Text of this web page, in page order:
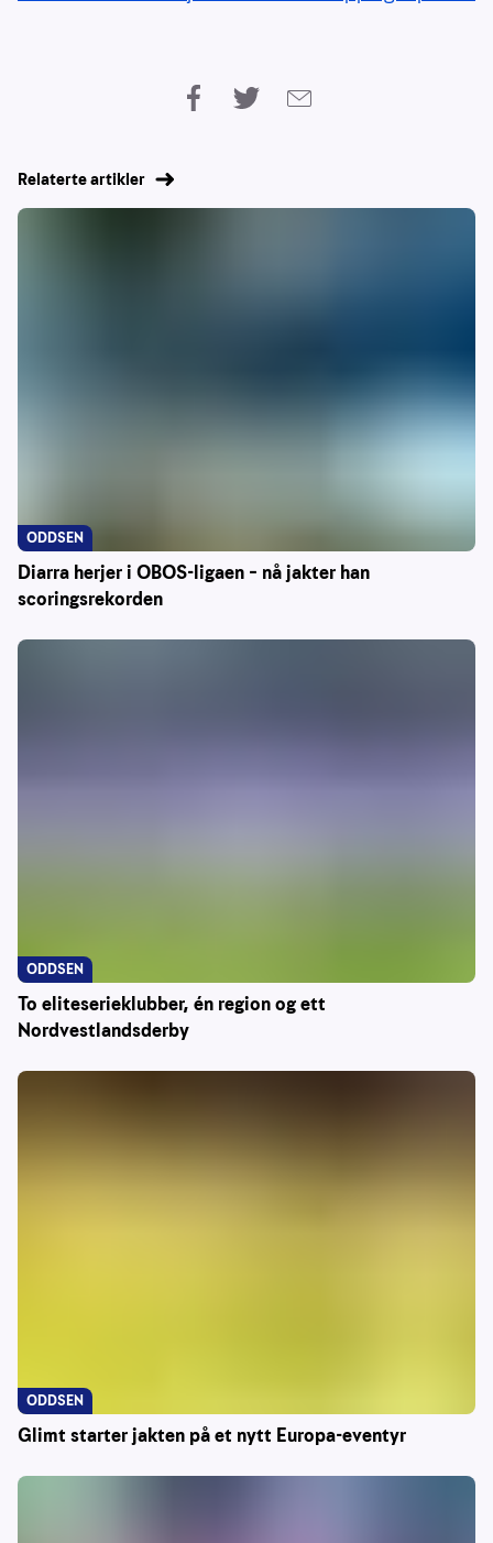
Relaterte artikler
Diarra herjer i OBOS-ligaen – nå jakter han
scoringsrekorden
ODDSEN
To eliteserieklubber, én region og ett
Nordvestlandsderby
ODDSEN
Glimt starter jakten på et nytt Europa-eventyr
ODDSEN